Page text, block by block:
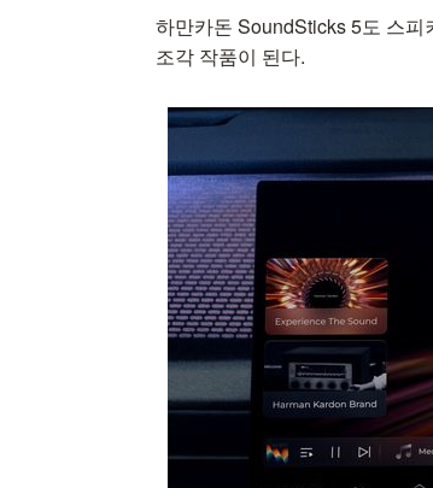
하만카돈 SoundSticks 5도 스
조각 작품이 된다.